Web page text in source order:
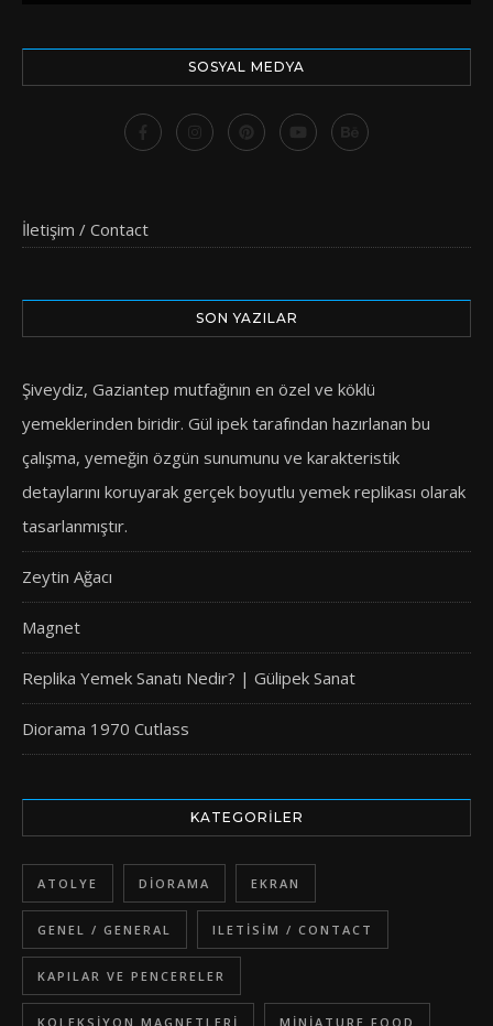
SOSYAL MEDYA
İletişim / Contact
SON YAZILAR
Şiveydiz, Gaziantep mutfağının en özel ve köklü
yemeklerinden biridir. Gül ipek tarafından hazırlanan bu
çalışma, yemeğin özgün sunumunu ve karakteristik
detaylarını koruyarak gerçek boyutlu yemek replikası olarak
tasarlanmıştır.
Zeytin Ağacı
Magnet
Replika Yemek Sanatı Nedir? | Gülipek Sanat
Diorama 1970 Cutlass
KATEGORILER
ATOLYE DIORAMA EKRAN
GENEL / GENERAL ILETISIM / CONTACT
KAPILAR VE PENCERELER
KOLEKSIYON MAGNETLERI MINIATURE FOOD